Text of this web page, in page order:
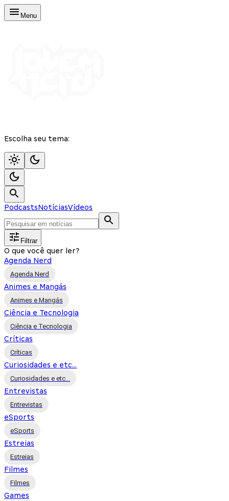
Menu
Escolha seu tema:
PodcastsNotíciasVídeos
Filtrar
O que você quer ler?
Agenda Nerd
Agenda Nerd
Animes e Mangás
Animes e Mangás
Ciência e Tecnologia
Ciência e Tecnologia
Críticas
Críticas
Curiosidades e etc...
Curiosidades e etc...
Entrevistas
Entrevistas
eSports
eSports
Estreias
Estreias
Filmes
Filmes
Games